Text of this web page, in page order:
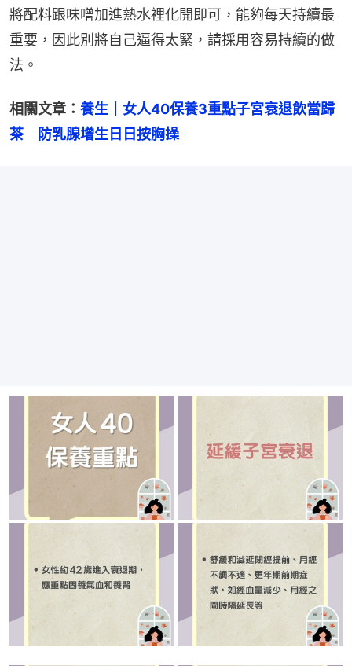
將配料跟味噌加進熱水裡化開即可，能夠每天持續最
重要，因此別將自己逼得太緊，請採用容易持續的做
法。
相關文章： 養生｜女人40保養3重點子宮衰退飲當歸
茶　防乳腺增生日日按胸操